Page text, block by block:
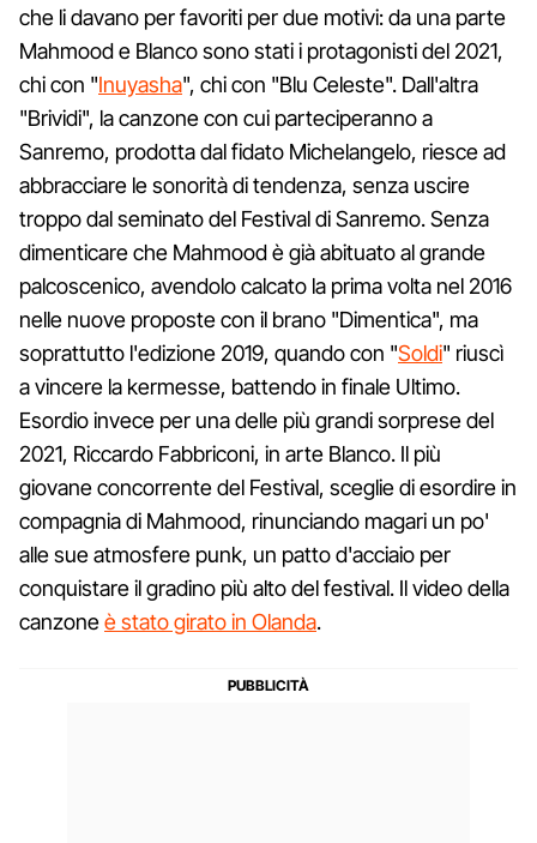
che li davano per favoriti per due motivi: da una parte
Mahmood e Blanco sono stati i protagonisti del 2021,
chi con "Inuyasha", chi con "Blu Celeste". Dall'altra
"Brividi", la canzone con cui parteciperanno a
Sanremo, prodotta dal fidato Michelangelo, riesce ad
abbracciare le sonorità di tendenza, senza uscire
troppo dal seminato del Festival di Sanremo. Senza
dimenticare che Mahmood è già abituato al grande
palcoscenico, avendolo calcato la prima volta nel 2016
nelle nuove proposte con il brano "Dimentica", ma
soprattutto l'edizione 2019, quando con "Soldi" riuscì
a vincere la kermesse, battendo in finale Ultimo.
Esordio invece per una delle più grandi sorprese del
2021, Riccardo Fabbriconi, in arte Blanco. Il più
giovane concorrente del Festival, sceglie di esordire in
compagnia di Mahmood, rinunciando magari un po'
alle sue atmosfere punk, un patto d'acciaio per
conquistare il gradino più alto del festival. Il video della
canzoneè stato girato in Olanda.